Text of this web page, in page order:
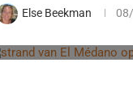
Else Beekman